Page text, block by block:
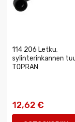
114 206 Letku,
sylinterinkannen
TOPRAN
12,62 €